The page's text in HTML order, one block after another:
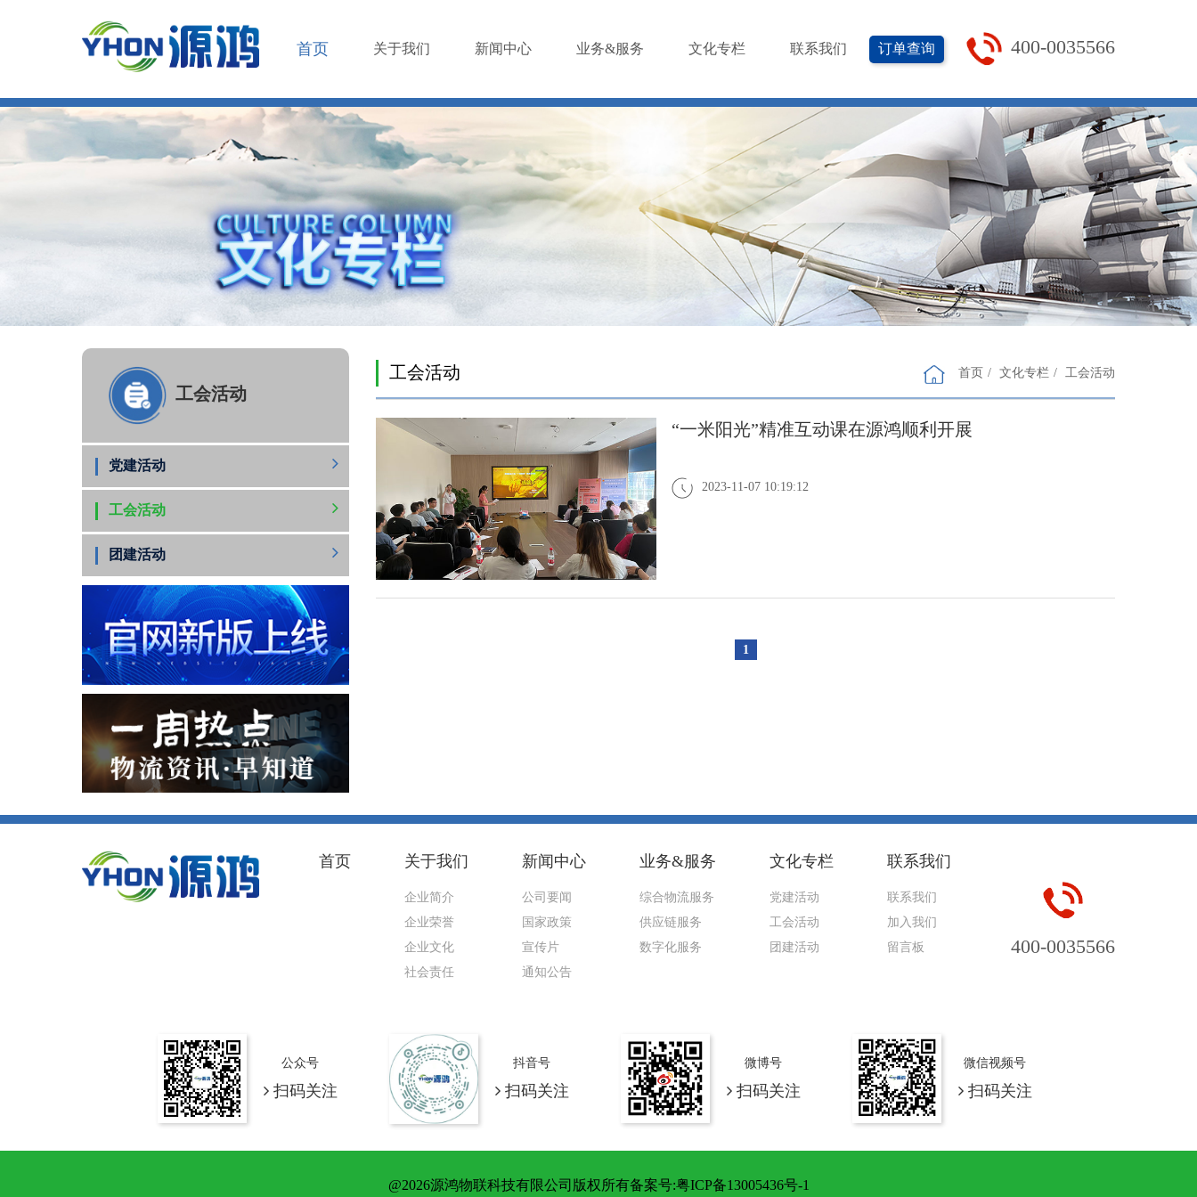
首页 关于我们 新闻中心 业务&服务 文化专栏 联系我们 订单查询 400-0035566
工会活动
党建活动
工会活动
团建活动
工会活动 首页 文化专栏 工会活动
“一米阳光”精准互动课在源鸿顺利开展
2023-11-07 10:19:12
1
首页 关于我们
企业简介
企业荣誉
企业文化
社会责任
新闻中心
公司要闻
国家政策
宣传片
通知公告
业务&服务
综合物流服务
供应链服务
数字化服务
文化专栏
党建活动
工会活动
团建活动
联系我们
联系我们
加入我们
留言板
400-0035566
公众号
扫码关注
抖音号
扫码关注
微博号
扫码关注
微信视频号
扫码关注
@2026源鸿物联科技有限公司版权所有备案号:粤ICP备13005436号-1